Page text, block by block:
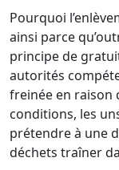
Pourquoi
ainsi parce
principe de
autorités
freinée en raison
conditions, les
prétendre à une
déchets traîner